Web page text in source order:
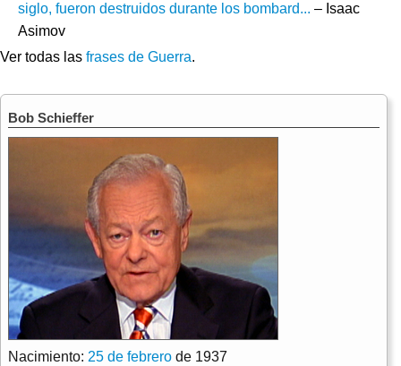
siglo, fueron destruidos durante los bombard... – Isaac
Asimov
Ver todas las frases de Guerra.
Bob Schieffer
Nacimiento: 25 de febrero de 1937